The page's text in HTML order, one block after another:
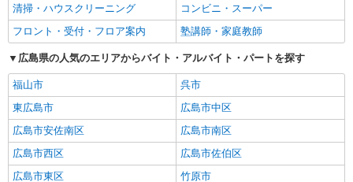
清掃・ハウスクリーニング
コンビニ・スーパー
フロント・受付・フロア案内
塾講師・家庭教師
広島県の人気のエリアからバイト・アルバイト・パートを探す
福山市
呉市
東広島市
広島市中区
広島市安佐南区
広島市南区
広島市西区
広島市佐伯区
広島市東区
竹原市